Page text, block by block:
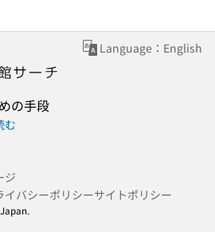
Language：English
の手段
む
ジ
イバシーポリシーサイトポリシー